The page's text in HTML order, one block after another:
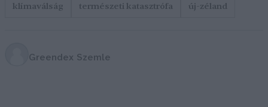
klímaválság természeti katasztrófa új-zéland
Greendex Szemle